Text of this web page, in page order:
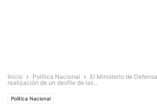
Inicio Política Nacional
El Ministerio de
realización de un desfile de las...
Política Nacional